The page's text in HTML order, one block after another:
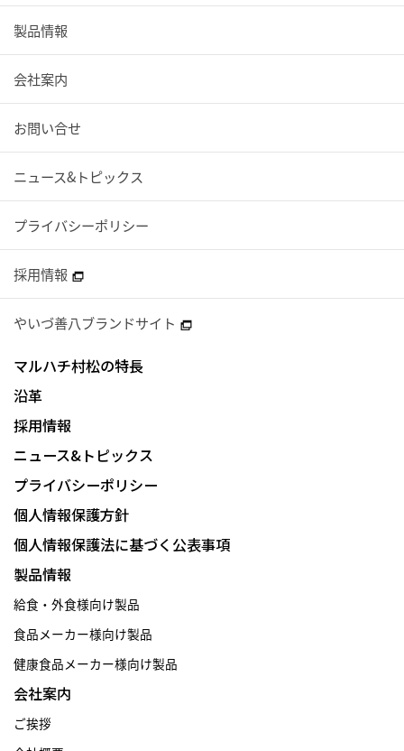
製品情報
会社案内
お問い合せ
ニュース&トピックス
プライバシーポリシー
採用情報
やいづ善八ブランドサイト
マルハチ村松の特長
沿革
採用情報
ニュース&トピックス
プライバシーポリシー
個人情報保護方針
個人情報保護法に基づく公表事項
製品情報
給食・外食様向け製品
食品メーカー様向け製品
健康食品メーカー様向け製品
会社案内
ご挨拶